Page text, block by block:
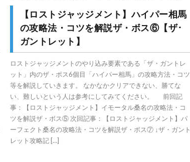
【ロストジャッジメント】ハイパー相馬
の攻略法・コツを解説ザ・ボス⑥【ザ･
ガントレット】
ロストジャッジメントのやり込み要素である「ザ・ガントレ
ット」内のザ・ボス6個目「ハイパー相馬」の攻略方法・コツ
等を解説していきます。 なかなかクリアできない、勝てな
い、難しいという人は参考にしてみてください。 前回記
事：【ロストジャッジメント】イモータル桑名の攻略法・コ
ツを解説ザ・ボス⑤ 次回記事：【ロストジャッジメント】パ
ーフェクト桑名の攻略法・コツを解説ザ・ボス⑦ ↓ザ・ガント
レット攻略記 […]